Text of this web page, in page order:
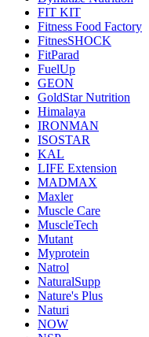
FIT KIT
Fitness Food Factory
FitnesSHOCK
FitParad
FuelUp
GEON
GoldStar Nutrition
Himalaya
IRONMAN
ISOSTAR
KAL
LIFE Extension
MADMAX
Maxler
Muscle Care
MuscleTech
Mutant
Myprotein
Natrol
NaturalSupp
Nature's Plus
Naturi
NOW